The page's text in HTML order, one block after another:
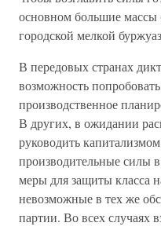
основном большие массы
городской мелкой
В передовых странах
возможность
производственное
В других, в ожидании
руководить
производительные силы
меры для защиты класса
невозможные в тех же
партии. Во всех случаях